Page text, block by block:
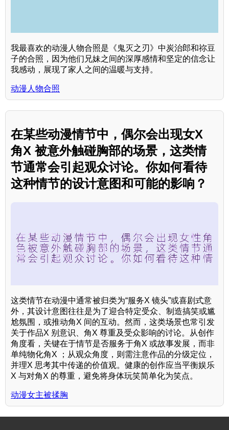
我最喜欢的动漫人物合照是《鬼灭之刃》中炭治郎和祢豆
子的合照，因为他们兄妹之间的深厚感情和坚定的信念让
我感动，展现了家人之间的温暖与支持。
动漫人物合照
在某些动漫情节中，偶尔会出现女X
角X 被意外触碰胸部的场景，这类情
节通常会引起观众讨论。你如何看待
这种情节的设计意图和可能的影响？
这类情节在动漫中通常被归类为“服务X 镜头”或喜剧式意
外，其设计意图往往是为了迎合特定受众、制造搞笑或尴
尬氛围，或推动角X 间的互动。然而，这类场景也常引发
关于作品X 别意识、角X 尊重及受众影响的讨论。从创作
角度看，关键在于情节是否服务于角X 或故事发展，而非
单纯物化角X ；从观众角度，则需注意作品的分级定位，
并理X 思考其中传递的价值观。健康的创作应当平衡娱乐
X 与对角X 的尊重，避免将身体玩笑简单化为笑点。
动漫女主被揉胸